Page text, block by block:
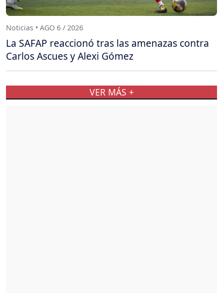
Noticias • AGO 6 / 2026
La SAFAP reaccionó tras las amenazas contra
Carlos Ascues y Alexi Gómez
VER MÁS +